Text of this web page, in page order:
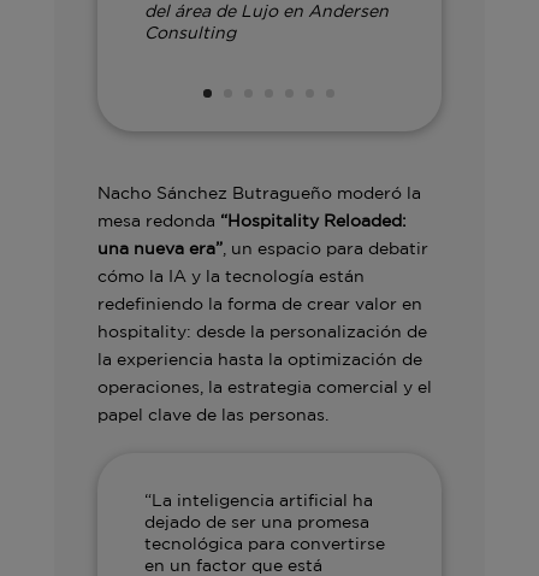
del área de Lujo en Andersen
Consulting
Nacho Sánchez Butragueño moderó la
mesa redonda “Hospitality Reloaded:
una nueva era”, un espacio para debatir
cómo la IA y la tecnología están
redefiniendo la forma de crear valor en
hospitality: desde la personalización de
la experiencia hasta la optimización de
operaciones, la estrategia comercial y el
papel clave de las personas.
“La inteligencia artificial ha
dejado de ser una promesa
tecnológica para convertirse
en un factor que está